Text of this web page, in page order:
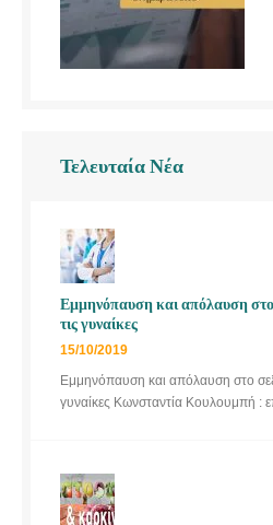
Τελευταία Νέα
Εμμηνόπαυση και απόλαυση
τις γυναίκες
15/10/2019
Εμμηνόπαυση και απόλαυση στο
γυναίκες Κωνσταντία Κουλουμπή :